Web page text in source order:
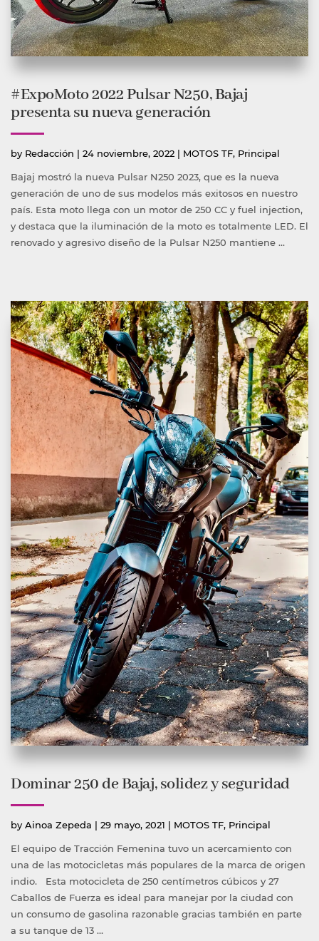
#ExpoMoto 2022 Pulsar N250, Bajaj
presenta su nueva generación
by Publicado
Redacción | 24 noviembre, 2022 | Publicada
MOTOS TF, Principal
Bajaj mostró la nueva Pulsar N250 2023, que es la nueva
generación de uno de sus modelos más exitosos en nuestro
país. Esta moto llega con un motor de 250 CC y fuel injection,
y destaca que la iluminación de la moto es totalmente LED. El
renovado y agresivo diseño de la Pulsar N250 mantiene …
Dominar 250 de Bajaj, solidez y seguridad
by Publicado
Ainoa Zepeda | 29 mayo, 2021 | Publicada
MOTOS TF, Principal
El equipo de Tracción Femenina tuvo un acercamiento con
una de las motocicletas más populares de la marca de origen
indio. Esta motocicleta de 250 centímetros cúbicos y 27
Caballos de Fuerza es ideal para manejar por la ciudad con
un consumo de gasolina razonable gracias también en parte
a su tanque de 13 …